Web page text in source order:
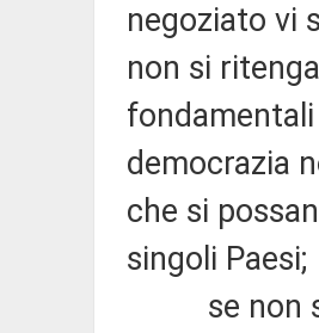
negoziato vi
non si
democrazia
che si
singoli Paesi;
se non si